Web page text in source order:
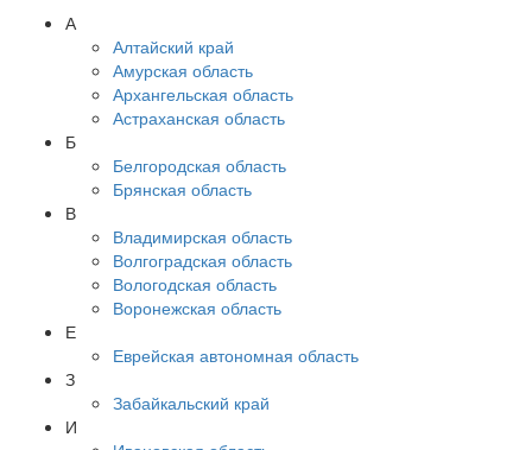
А
Алтайский край
Амурская область
Архангельская область
Астраханская область
Б
Белгородская область
Брянская область
В
Владимирская область
Волгоградская область
Вологодская область
Воронежская область
Е
Еврейская автономная область
З
Забайкальский край
И